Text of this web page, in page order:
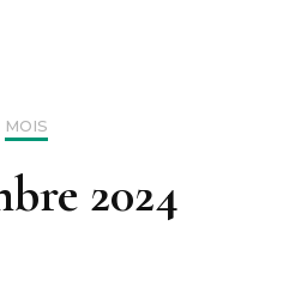
MOIS
2024